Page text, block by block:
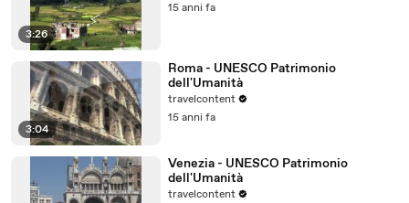
3:26
15 anni fa
3:04
Roma - UNESCO Patrimonio
dell'Umanità
travelcontent
15 anni fa
Venezia - UNESCO Patrimonio
dell'Umanità
travelcontent